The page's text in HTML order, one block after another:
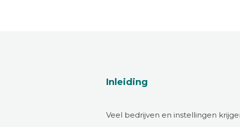
Inleiding
Veel bedrijven en instellingen